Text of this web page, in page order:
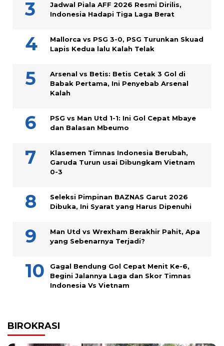
Jadwal Piala AFF 2026 Resmi Dirilis,
Indonesia Hadapi Tiga Laga Berat
Mallorca vs PSG 3-0, PSG Turunkan Skuad
Lapis Kedua lalu Kalah Telak
Arsenal vs Betis: Betis Cetak 3 Gol di
Babak Pertama, Ini Penyebab Arsenal
Kalah
PSG vs Man Utd 1-1: Ini Gol Cepat Mbaye
dan Balasan Mbeumo
Klasemen Timnas Indonesia Berubah,
Garuda Turun usai Dibungkam Vietnam
0-3
Seleksi Pimpinan BAZNAS Garut 2026
Dibuka, Ini Syarat yang Harus Dipenuhi
Man Utd vs Wrexham Berakhir Pahit, Apa
yang Sebenarnya Terjadi?
Gagal Bendung Gol Cepat Menit Ke-6,
Begini Jalannya Laga dan Skor Timnas
Indonesia Vs Vietnam
BIROKRASI